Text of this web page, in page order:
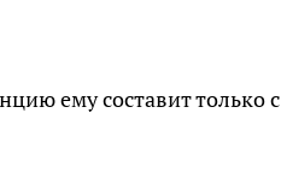
ему составит только с